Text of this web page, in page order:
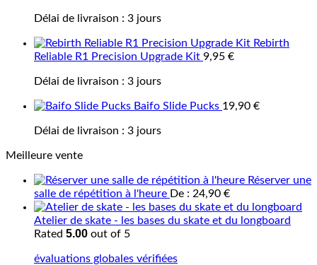
Délai de livraison : 3 jours
Rebirth
Reliable R1 Precision Upgrade Kit 9,95 €
Délai de livraison : 3 jours
Baifo Slide Pucks 19,90 €
Délai de livraison : 3 jours
Meilleure vente
Réserver une
salle de répétition à l'heure De : 24,90 €
Atelier de skate - les bases du skate et du longboard
Rated 5.00 out of 5
évaluations globales vérifiées